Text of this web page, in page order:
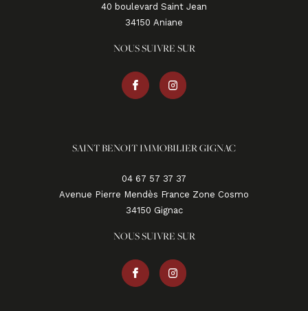
40 boulevard Saint Jean
34150
aniane
NOUS SUIVRE SUR
SAINT BENOIT IMMOBILIER GIGNAC
04 67 57 37 37
Avenue Pierre Mendès France Zone Cosmo
34150
gignac
NOUS SUIVRE SUR